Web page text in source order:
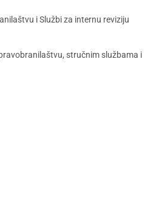
i Službi za internu reviziju
stručnim službama i